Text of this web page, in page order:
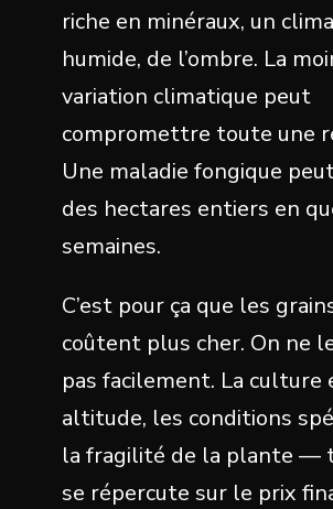
riche en minéraux, un
humide, de l’ombre. La
variation climatique peut
compromettre toute une
Une maladie fongique
des hectares entiers en
semaines.
C’est pour ça que les
coûtent plus cher. On ne
pas facilement. La culture
altitude, les conditions
la fragilité de la plante —
se répercute sur le prix